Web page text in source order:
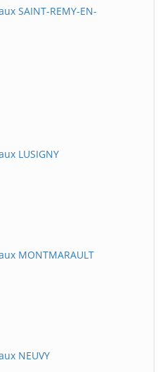
SAINT-REMY-EN-
LUSIGNY
MONTMARAULT
NEUVY